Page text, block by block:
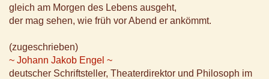
gleich am Morgen des Lebens ausgeht,
der mag sehen, wie früh vor Abend er ankömmt.
(zugeschrieben)
~ Johann Jakob Engel ~
deutscher Schriftsteller, Theaterdirektor und Philosoph im